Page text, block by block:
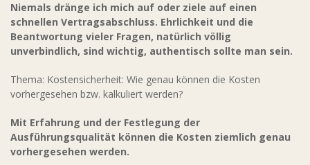
Niemals dränge ich mich auf oder ziele auf einen
schnellen Vertragsabschluss. Ehrlichkeit und die
Beantwortung vieler Fragen, natürlich völlig
unverbindlich, sind wichtig, authentisch sollte man sein.
Thema: Kostensicherheit: Wie genau können die Kosten
vorhergesehen bzw. kalkuliert werden?
Mit Erfahrung und der Festlegung der
Ausführungsqualität können die Kosten ziemlich genau
vorhergesehen werden.